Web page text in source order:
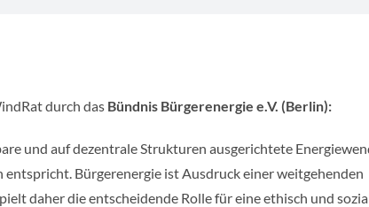
durch das Bündnis Bürgerenergie e.V. (Berlin):
und auf dezentrale Strukturen ausgerichtete
Bürgerenergie ist Ausdruck einer weitgehenden
daher die entscheidende Rolle für eine ethisch und